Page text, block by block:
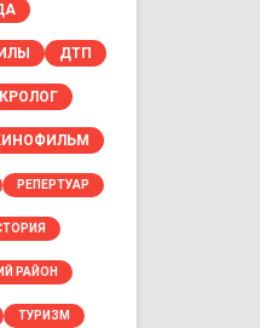
ДТП
РЕПЕРТУАР
РАЙОН
ТУРИЗМ